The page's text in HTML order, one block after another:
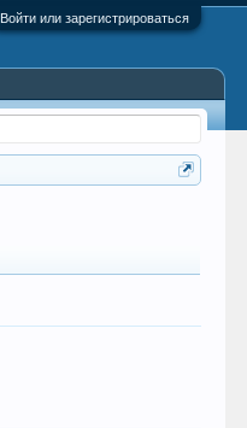
Войти или зарегистрироваться